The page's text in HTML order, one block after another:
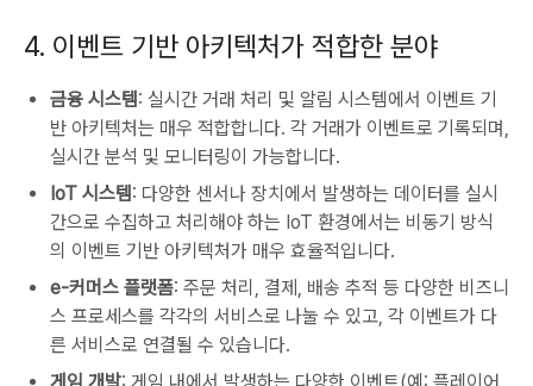
4. 이벤트 기반 아키텍처가 적합한 분야
금융 시스템: 실시간 거래 처리 및 알림 시스템에서 이벤트 기
반 아키텍처는 매우 적합합니다. 각 거래가 이벤트로 기록되며,
실시간 분석 및 모니터링이 가능합니다.
IoT 시스템: 다양한 센서나 장치에서 발생하는 데이터를 실시
간으로 수집하고 처리해야 하는 IoT 환경에서는 비동기 방식
의 이벤트 기반 아키텍처가 매우 효율적입니다.
e-커머스 플랫폼: 주문 처리, 결제, 배송 추적 등 다양한 비즈니
스 프로세스를 각각의 서비스로 나눌 수 있고, 각 이벤트가 다
른 서비스로 연결될 수 있습니다.